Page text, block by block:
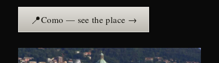
📍Como — see the place →